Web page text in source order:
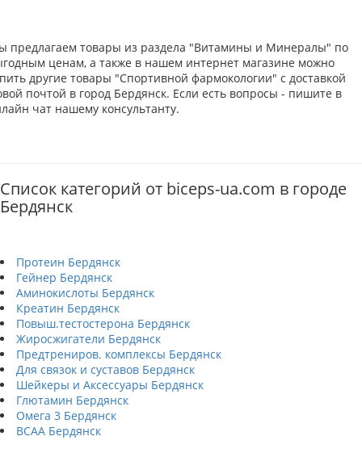
предлагаем товары из раздела "Витамины и Минералы" по
ценам, а также в нашем интернет магазине можно
другие товары "Спортивной фармокологии" с доставкой
почтой в город Бердянск. Если есть вопросы - пишите в
чат нашему консультанту.
Список категорий от biceps-ua.com в городе
Бердянск
Протеин Бердянск
Гейнер Бердянск
Аминокислоты Бердянск
Креатин Бердянск
Повыш.тестостерона Бердянск
Жиросжигатели Бердянск
Предтрениров. комплексы Бердянск
Для связок и суставов Бердянск
Шейкеры и Аксессуары Бердянск
Глютамин Бердянск
Омега 3 Бердянск
BCAA Бердянск